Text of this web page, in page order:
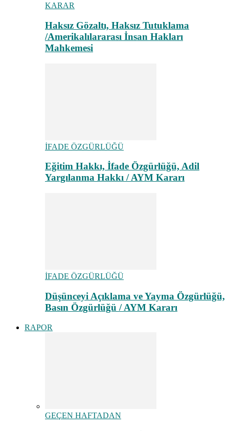
KARAR
Haksız Gözaltı, Haksız Tutuklama
/Amerikalılararası İnsan Hakları
Mahkemesi
İFADE ÖZGÜRLÜĞÜ
Eğitim Hakkı, İfade Özgürlüğü, Adil
Yargılanma Hakkı / AYM Kararı
İFADE ÖZGÜRLÜĞÜ
Düşünceyi Açıklama ve Yayma Özgürlüğü,
Basın Özgürlüğü / AYM Kararı
RAPOR
GEÇEN HAFTADAN